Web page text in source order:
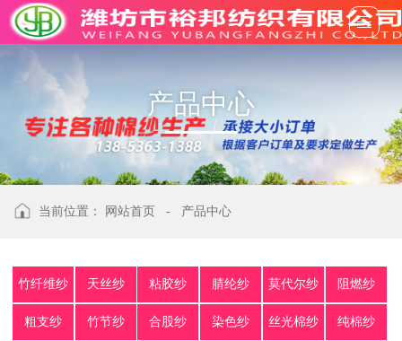
产品中心
当前位置： 网站首页 - 产品中心
竹纤维纱 天丝纱 粘胶纱 腈纶纱 莫代尔纱 阻燃纱
粗支纱 竹节纱 合股纱 染色纱 丝光棉纱 纯棉纱